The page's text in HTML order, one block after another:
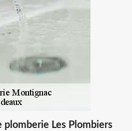
plomberie Les Plombiers